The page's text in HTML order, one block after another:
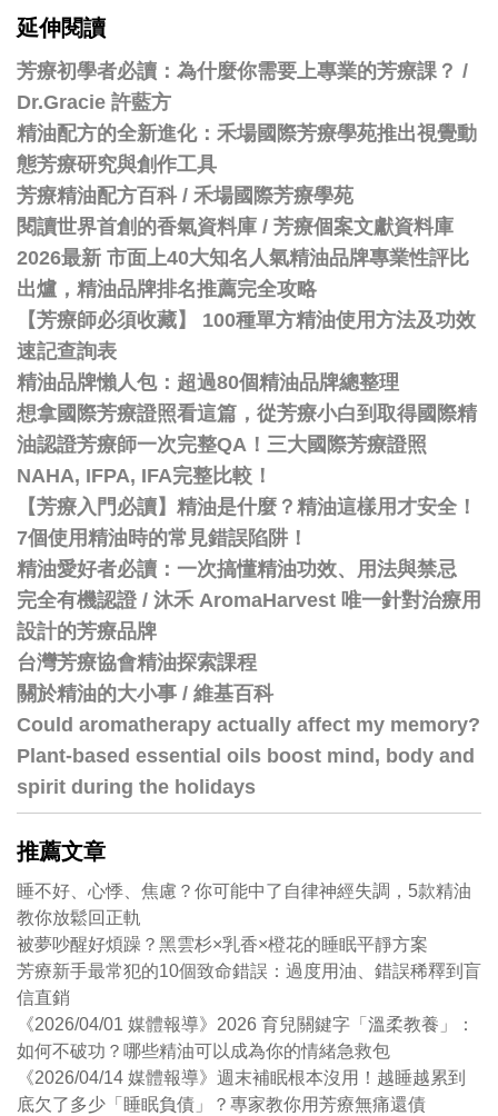
延伸閱讀
芳療初學者必讀：為什麼你需要上專業的芳療課？ /
Dr.Gracie 許藍方
精油配方的全新進化：禾場國際芳療學苑推出視覺動
態芳療研究與創作工具
芳療精油配方百科 / 禾場國際芳療學苑
閱讀世界首創的香氣資料庫 / 芳療個案文獻資料庫
2026最新 市面上40大知名人氣精油品牌專業性評比
出爐，精油品牌排名推薦完全攻略
【芳療師必須收藏】 100種單方精油使用方法及功效
速記查詢表
精油品牌懶人包：超過80個精油品牌總整理
想拿國際芳療證照看這篇，從芳療小白到取得國際精
油認證芳療師一次完整QA！三大國際芳療證照
NAHA, IFPA, IFA完整比較！
【芳療入門必讀】精油是什麼？精油這樣用才安全！
7個使用精油時的常見錯誤陷阱！
精油愛好者必讀：一次搞懂精油功效、用法與禁忌
完全有機認證 / 沐禾 AromaHarvest 唯一針對治療用
設計的芳療品牌
台灣芳療協會精油探索課程
關於精油的大小事 / 維基百科
Could aromatherapy actually affect my memory?
Plant-based essential oils boost mind, body and
spirit during the holidays
推薦文章
睡不好、心悸、焦慮？你可能中了自律神經失調，5款精油
教你放鬆回正軌
被夢吵醒好煩躁？黑雲杉×乳香×橙花的睡眠平靜方案
芳療新手最常犯的10個致命錯誤：過度用油、錯誤稀釋到盲
信直銷
《2026/04/01 媒體報導》2026 育兒關鍵字「溫柔教養」：
如何不破功？哪些精油可以成為你的情緒急救包
《2026/04/14 媒體報導》週末補眠根本沒用！越睡越累到
底欠了多少「睡眠負債」？專家教你用芳療無痛還債